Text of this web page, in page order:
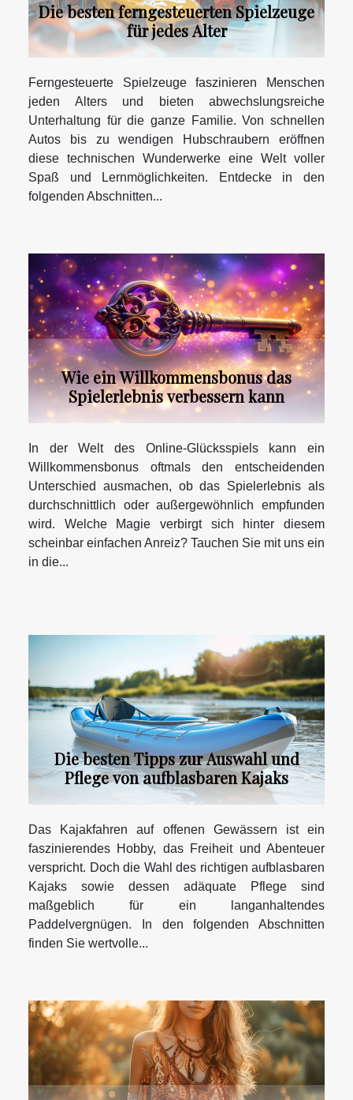
Die besten ferngesteuerten Spielzeuge
für jedes Alter
Ferngesteuerte Spielzeuge faszinieren Menschen
jeden Alters und bieten abwechslungsreiche
Unterhaltung für die ganze Familie. Von schnellen
Autos bis zu wendigen Hubschraubern eröffnen
diese technischen Wunderwerke eine Welt voller
Spaß und Lernmöglichkeiten. Entdecke in den
folgenden Abschnitten...
Wie ein Willkommensbonus das
Spielerlebnis verbessern kann
In der Welt des Online-Glücksspiels kann ein
Willkommensbonus oftmals den entscheidenden
Unterschied ausmachen, ob das Spielerlebnis als
durchschnittlich oder außergewöhnlich empfunden
wird. Welche Magie verbirgt sich hinter diesem
scheinbar einfachen Anreiz? Tauchen Sie mit uns ein
in die...
Die besten Tipps zur Auswahl und
Pflege von aufblasbaren Kajaks
Das Kajakfahren auf offenen Gewässern ist ein
faszinierendes Hobby, das Freiheit und Abenteuer
verspricht. Doch die Wahl des richtigen aufblasbaren
Kajaks sowie dessen adäquate Pflege sind
maßgeblich für ein langanhaltendes
Paddelvergnügen. In den folgenden Abschnitten
finden Sie wertvolle...